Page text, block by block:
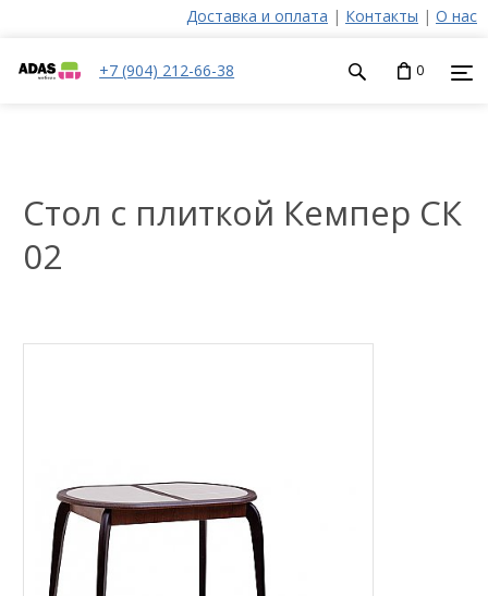
Доставка и оплата | Контакты | О нас
+7 (904) 212-66-38 0
Стол с плиткой Кемпер СК
02